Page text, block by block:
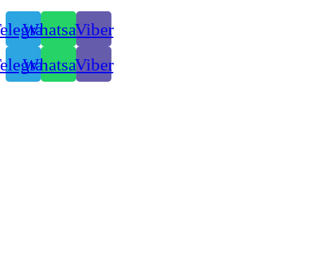
WhatsappViber
WhatsappViber